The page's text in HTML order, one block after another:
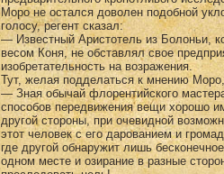
Моро не остался доволен подобной
голосу, регент сказал:
— Известный Аристотель из Болоньи,
весом Коня, не обставлял свое
изобретательность на возражения.
Тут, желая подделаться к мнению
— Зная обычай флорентийского
способов пере­движения вещи хорошо
другой стороны, при оче­видной
этот человек с его дарованием и
где другой обнаружит лишь
одном месте и озирание в разные